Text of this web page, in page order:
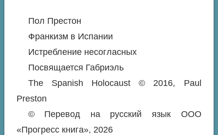
Пол Престон
Франкизм в Испании
Истребление несогласных
Посвящается Габриэль
The Spanish Holocaust © 2016, Paul
Preston
© Перевод на русский язык ООО
«Прогресс книга», 2026